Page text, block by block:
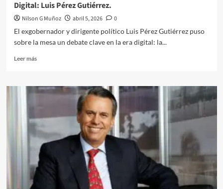
Digital: Luis Pérez Gutiérrez.
Nilson G Muñoz abril 5, 2026
0
El exgobernador y dirigente político Luis Pérez Gutiérrez puso
sobre la mesa un debate clave en la era digital: la...
Leer másLeer
Impunidad
y
la
calumnia
en
el
Archivo
Digital: